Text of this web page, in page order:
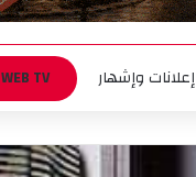
إعلانات وإشهار WEB TV